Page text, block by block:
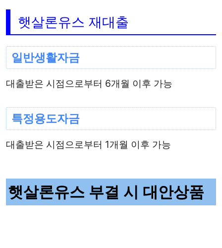
햇살론유스 재대출
일반생활자금
대출받은 시점으로부터 6개월 이후 가능
특정용도자금
대출받은 시점으로부터 1개월 이후 가능
햇살론유스 부결 시 대안상품